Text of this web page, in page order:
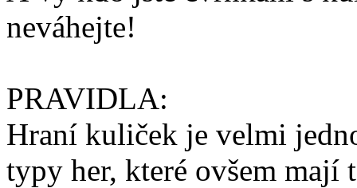
neváhejte!
PRAVIDLA:
Hraní kuliček je velmi
typy her, které ovšem mají